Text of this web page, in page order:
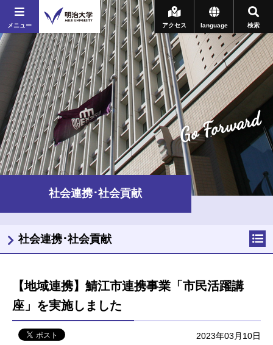
メニュー 検索
language
アクセス
Go Forward
社会連携･社会貢献
【地域連携】鯖江市連携事業「市民活躍講
座」を実施しました
2023年03月10日
社会連携･社会貢献